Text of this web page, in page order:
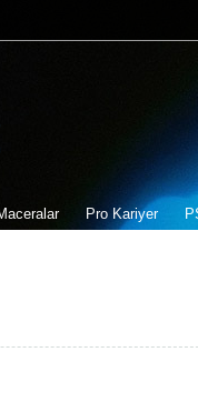
Pro Kariyer